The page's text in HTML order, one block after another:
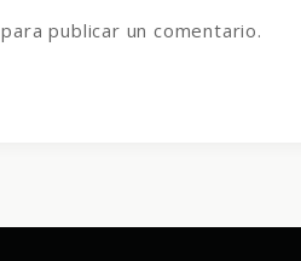
para publicar un comentario.